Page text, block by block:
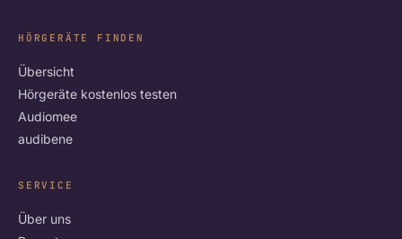
HÖRGERÄTE FINDEN
Übersicht
Hörgeräte kostenlos testen
Audiomee
audibene
SERVICE
Über uns